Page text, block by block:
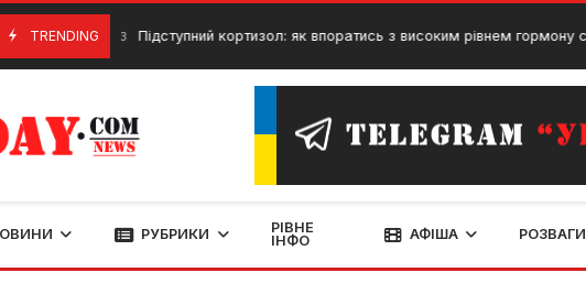
TRENDING
2023 Підступний кортизол: як впоратись з високим рівнем гормону стресу
РУБРИКИ
РІВНЕ
ІНФО
АФІША РОЗВАГИ